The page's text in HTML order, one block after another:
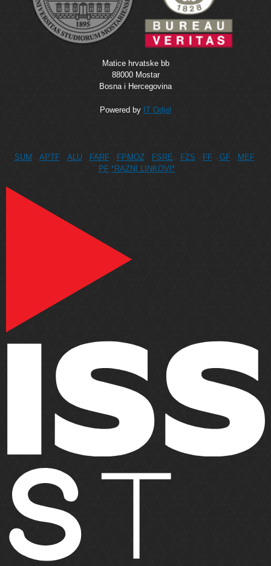
Matice hrvatske bb
88000 Mostar
Bosna i Hercegovina
Powered by IT Odjel
SUM APTF ALU FARF FPMOZ FSRE FZS FF GF
MEF
PF *RAZNI LINKOVI*